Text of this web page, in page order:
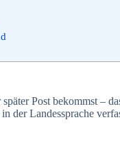
Post bekommst –
der Landessprache